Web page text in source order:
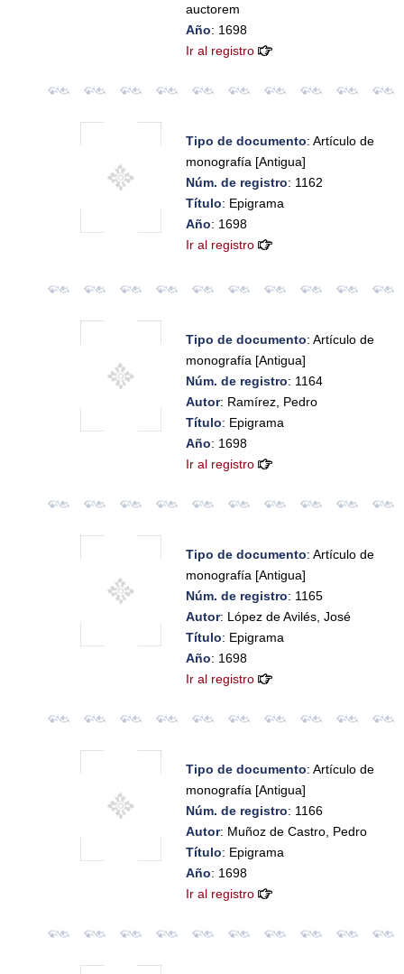
auctorem
Año: 1698
Ir al registro
Tipo de documento: Artículo de
monografía [Antigua]
Núm. de registro: 1162
Título: Epigrama
Año: 1698
Ir al registro
Tipo de documento: Artículo de
monografía [Antigua]
Núm. de registro: 1164
Autor: Ramírez, Pedro
Título: Epigrama
Año: 1698
Ir al registro
Tipo de documento: Artículo de
monografía [Antigua]
Núm. de registro: 1165
Autor: López de Avilés, José
Título: Epigrama
Año: 1698
Ir al registro
Tipo de documento: Artículo de
monografía [Antigua]
Núm. de registro: 1166
Autor: Muñoz de Castro, Pedro
Título: Epigrama
Año: 1698
Ir al registro